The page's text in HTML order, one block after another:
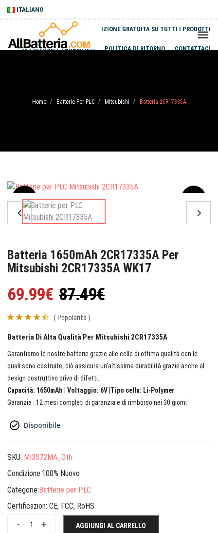
ITALIANO
SPEDIZIONE GRATUITA SU TUTTI I PRODOTTI
SPEDIZIONI E PAGAMENTI POLITICA DI RITORNO CONTATTACI
Home / Batterie Per PLC / Mitsubishi / Batteria 2CR17335A
Sale
Batteria 1650mAh 2CR17335A Per
Mitsubishi 2CR17335A WK17
69.99€ 87.49€
( Pepolarità )
Batteria Di Alta Qualità Per Mitsubishi 2CR17335A
Garantiamo le nostre batterie grazie alle celle di ottima qualità con le
quali sono costruite, ciò assicura un’altissima durabilità grazie anche al
design costruttivo privo di difetti.
Capacità: 1650mAh | Voltaggio: 6V |Tipo cella: Li-Polymer
Garanzia : 12 mesi completi di garanzia e di rimborso nei 30 giorni
SKU: MI3572MA_Oth
Condizione:100% Nuovo
Categorie:Batterie per PLC
Certificazion: CE, FCC, RoHS
+
- AGGIUNGI AL CARRELLO